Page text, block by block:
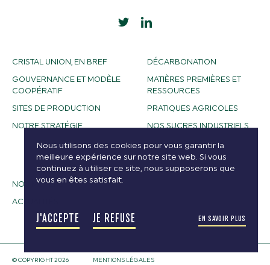
CRISTAL UNION, EN BREF
GOUVERNANCE ET MODÈLE
COOPÉRATIF
SITES DE PRODUCTION
NOTRE STRATÉGIE
DÉCARBONATION
MATIÈRES PREMIÈRES ET
RESSOURCES
PRATIQUES AGRICOLES
NOS SUCRES INDUSTRIELS
NOS ALCOOLS
BIOETHANOL
NOS MÉTIERS
ACTUALITÉS
© COPYRIGHT 2026 MENTIONS LÉGALES
Nous utilisons des cookies pour vous garantir la
meilleure expérience sur notre site web. Si vous
continuez à utiliser ce site, nous supposerons que
vous en êtes satisfait.
J'ACCEPTE JE REFUSE EN SAVOIR PLUS